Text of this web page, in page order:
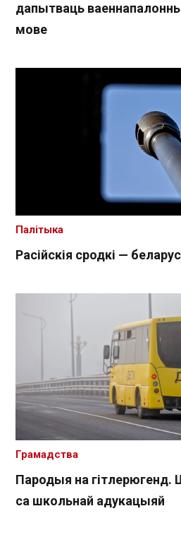
дапытваць
мове
Расійскія сродкі —
Палітыка
Пародыя на
са школьнай адукацыяй
Грамадства